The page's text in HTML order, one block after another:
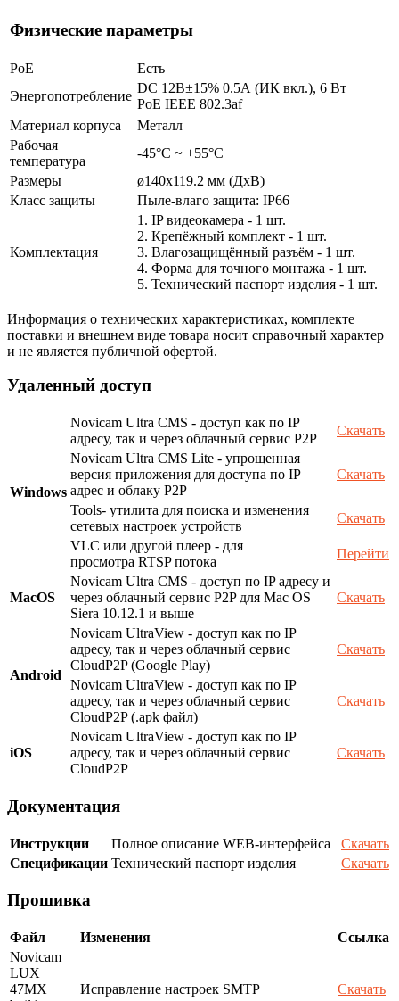
Физические параметры
PoE
Есть
Энергопотребление
DC 12В±15% 0.5А (ИК вкл.), 6 Вт
PoE IEEE 802.3af
Материал корпуса
Металл
Рабочая
температура
-45°С ~ +55°С
Размеры
ø140x119.2 мм (ДхВ)
Класс защиты
Пыле-влаго защита: IP66
Комплектация
1. IP видеокамера - 1 шт.
2. Крепёжный комплект - 1 шт.
3. Влагозащищённый разъём - 1 шт.
4. Форма для точного монтажа - 1 шт.
5. Технический паспорт изделия - 1 шт.
Информация о технических характеристиках, комплекте
поставки и внешнем виде товара носит справочный характер
и не является публичной офертой.
Удаленный доступ
Windows
Novicam Ultra CMS - доступ как по IP
адресу, так и через облачный сервис P2P
Скачать
Novicam Ultra CMS Lite - упрощенная
версия приложения для доступа по IP
адрес и облаку P2P
Скачать
Tools- утилита для поиска и изменения
сетевых настроек устройств
Скачать
VLC или другой плеер - для
просмотра RTSP потока
Перейти
MacOS
Novicam Ultra CMS - доступ по IP адресу и
через облачный сервис P2P для Mac OS
Siera 10.12.1 и выше
Скачать
Android
Novicam UltraView - доступ как по IP
адресу, так и через облачный сервис
CloudP2P (Google Play)
Скачать
Novicam UltraView - доступ как по IP
адресу, так и через облачный сервис
CloudP2P (.apk файл)
Скачать
iOS
Novicam UltraView - доступ как по IP
адресу, так и через облачный сервис
CloudP2P
Скачать
Документация
Инструкции Полное описание WEB-интерфейса
Скачать
Спецификации Технический паспорт изделия Скачать
Прошивка
Файл Изменения
Ссылка
Novicam
LUX
47MX
Исправление настроек SMTP Скачать